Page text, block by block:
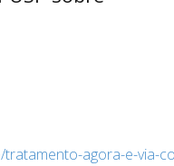
agora-e-via-